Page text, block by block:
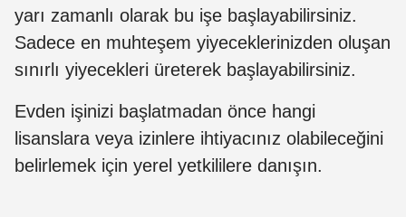
yarı zamanlı olarak bu işe başlayabilirsiniz.
Sadece en muhteşem yiyeceklerinizden oluşan
sınırlı yiyecekleri üreterek başlayabilirsiniz.
Evden işinizi başlatmadan önce hangi
lisanslara veya izinlere ihtiyacınız olabileceğini
belirlemek için yerel yetkililere danışın.